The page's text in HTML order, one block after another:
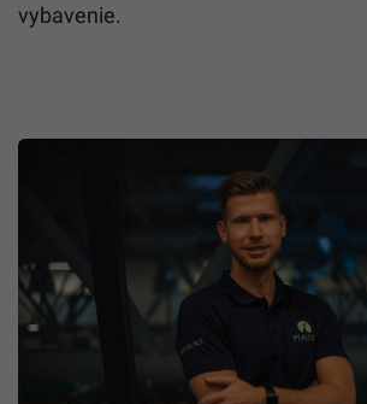
vybavenie.